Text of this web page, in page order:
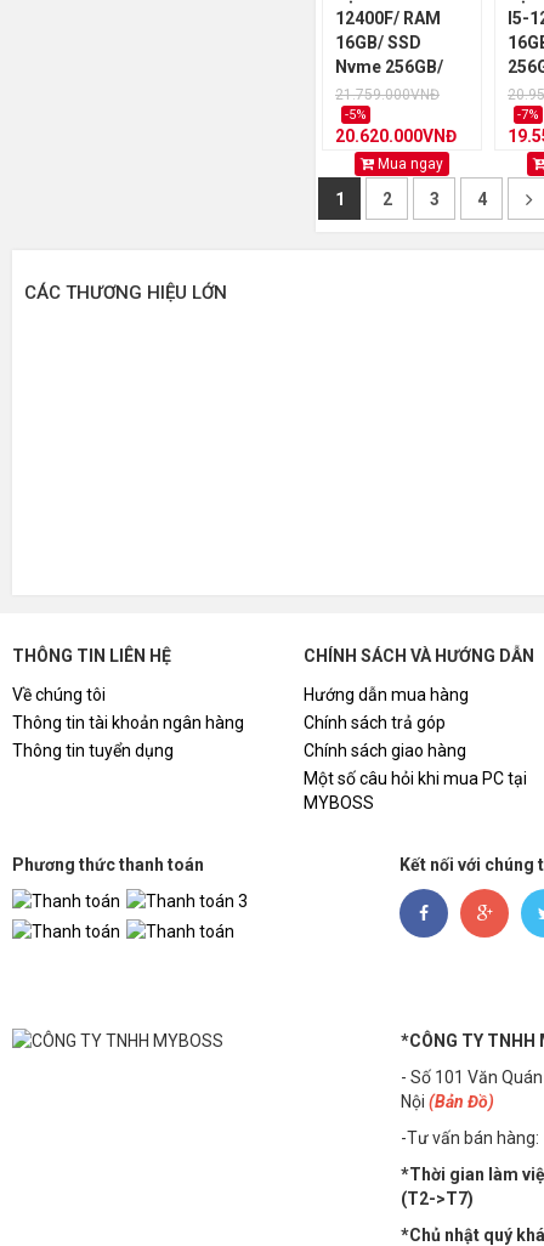
12400F/ RAM
16GB/ SSD
Nvme 256GB/
VGA RTX 5060
8GB
21.759.000VNĐ
-5%
20.620.000VNĐ
Mua ngay
I5-
-7%
1 2 3 4
CÁC THƯƠNG HIỆU LỚN
THÔNG TIN LIÊN HỆ
Về chúng tôi
Thông tin tài khoản ngân hàng
Thông tin tuyển dụng
CHÍNH SÁCH VÀ HƯỚNG DẪN
Hướng dẫn mua hàng
Chính sách trả góp
Chính sách giao hàng
Một số câu hỏi khi mua PC tại
MYBOSS
Phương thức thanh toán Kết nối với chúng
*CÔNG TY TNHH
- Số 101 Văn
Nội (Bản Đồ)
-Tư vấn bán hàng:
*Thời gian làm
(T2->T7)
*Chủ nhật quý